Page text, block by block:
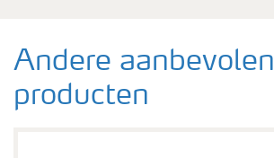
Andere aanbevolen
producten